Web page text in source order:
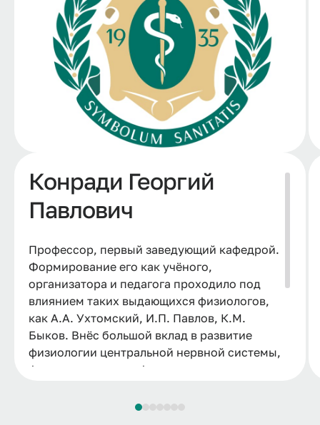
Конради Георгий
Павлович
Профессор, первый заведующий кафедрой.
Формирование его как учёного,
организатора и педагога проходило под
влиянием таких выдающихся физиологов,
как А.А. Ухтомский, И.П. Павлов, К.М.
Быков. Внёс большой вклад в развитие
физиологии центральной нервной системы,
физиологии труда, физиологии
впоследствии приобрела его